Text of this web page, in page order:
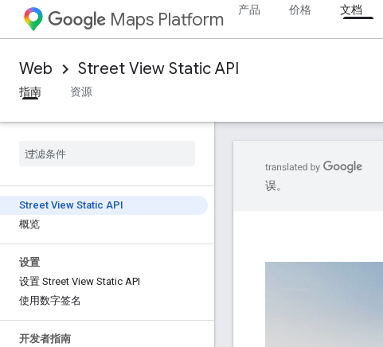
Maps Platform 产品 价格 文档
Web Street View Static API
指南
资源
Street View Static API
概览
设置
设置 Street View Static API
使用数字签名
开发者指南
误。